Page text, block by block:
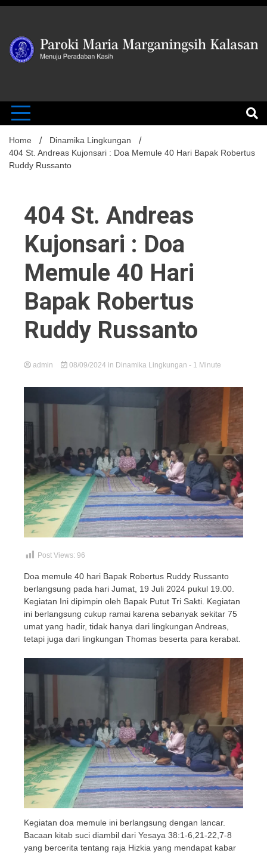
Skip
Paroki
Kalasan
Home
Dinamika Lingkungan
404 St. Andreas Kujonsari : Doa Memule 40 Hari Bapak Robertus
Ruddy Russanto
404 St. Andreas
Kujonsari : Doa
Memule 40 Hari
Bapak Robertus
Ruddy Russanto
admin 08/09/2024 in Dinamika Lingkungan - 1 Minute
Post Views: 96
Doa memule 40 hari Bapak Robertus Ruddy Russanto
berlangsung pada hari Jumat, 19 Juli 2024 pukul 19.00.
Kegiatan Ini dipimpin oleh Bapak Putut Tri Sakti. Kegiatan
ini berlangsung cukup ramai karena sebanyak sekitar 75
umat yang hadir, tidak hanya dari lingkungan Andreas,
tetapi juga dari lingkungan Thomas beserta para kerabat.
Kegiatan doa memule ini berlangsung dengan lancar.
Bacaan kitab suci diambil dari Yesaya 38:1-6,21-22,7-8
yang bercerita tentang raja Hizkia yang mendapat kabar